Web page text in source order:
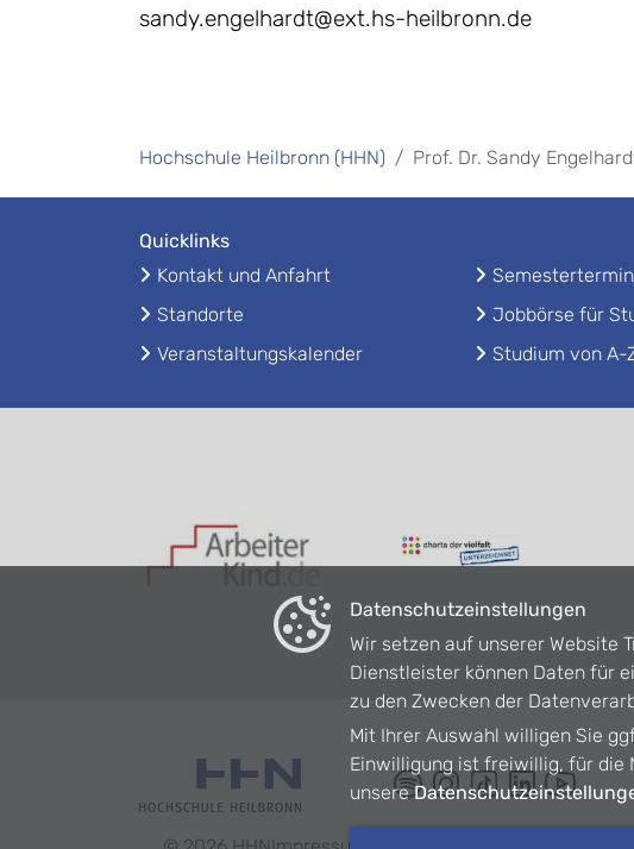
sandy.engelhardt@ext.hs-heilbronn.de
Hochschule Heilbronn (HHN) Prof. Dr. Sandy
Quicklinks
Kontakt und Anfahrt
Standorte
Veranstaltungskalender
Jobbörse für
Studium von A-
Datenschutzeinstellungen
Wir setzen auf unserer Website
Dienstleister können Daten für
zu den Zwecken der
Mit Ihrer Auswahl willigen Sie
Einwilligung ist freiwillig, für die
unsere